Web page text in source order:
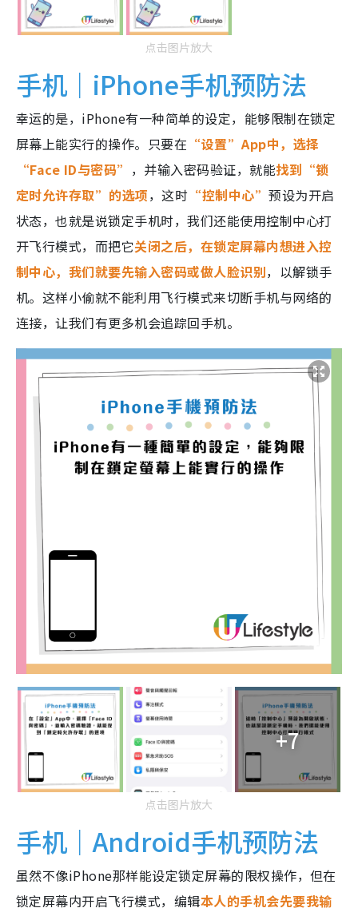
点击图片放大
手机｜iPhone手机预防法
幸运的是，iPhone有一种简单的设定，能够限制在锁定
屏幕上能实行的操作。只要在 “设置”App中，选择
“Face ID与密码” ，并输入密码验证，就能找到“锁
定时允许存取”的选项，这时 “控制中心”预设为开启
状态，也就是说锁定手机时，我们还能使用控制中心打
开飞行模式，而把它关闭之后，在锁定屏幕内想进入控
制中心，我们就要先输入密码或做人脸识别，以解锁手
机。这样小偷就不能利用飞行模式来切断手机与网络的
连接，让我们有更多机会追踪回手机。
+7
点击图片放大
手机｜Android手机预防法
虽然不像iPhone那样能设定锁定屏幕的限权操作，但在
锁定屏幕内开启飞行模式，编辑本人的手机会先要我输